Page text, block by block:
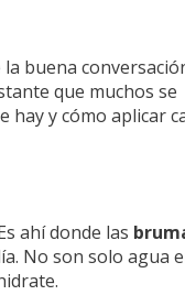
buena
que muchos se
hay y cómo aplicar
ahí donde las
No son solo agua